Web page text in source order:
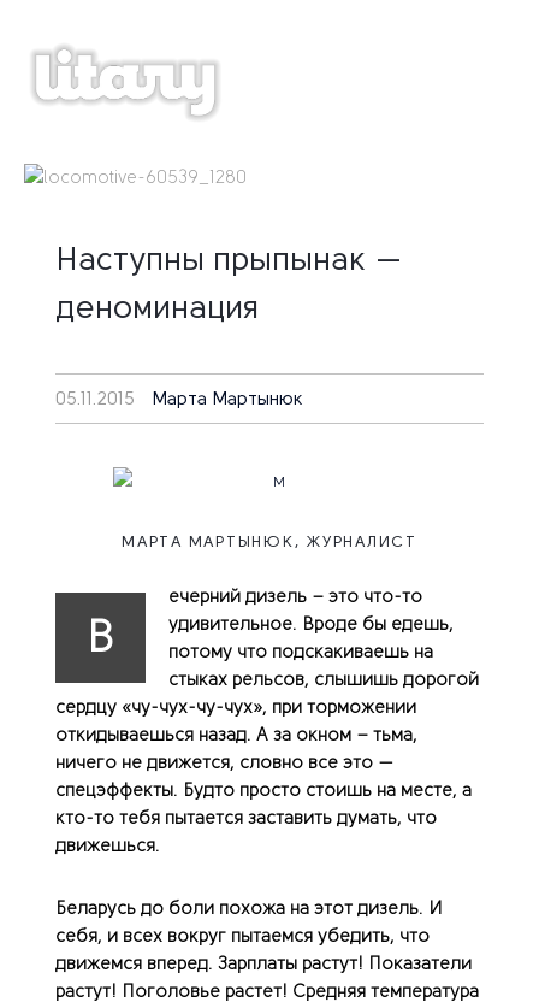
content
Наступны прыпынак —
деноминация
05.11.2015 Марта Мартынюк
МАРТА МАРТЫНЮК, ЖУРНАЛИСТ
В
ечерний дизель – это что-то
удивительное. Вроде бы едешь,
потому что подскакиваешь на
стыках рельсов, слышишь дорогой
сердцу «чу-чух-чу-чух», при торможении
откидываешься назад. А за окном – тьма,
ничего не движется, словно все это —
спецэффекты. Будто просто стоишь на месте, а
кто-то тебя пытается заставить думать, что
движешься.
Беларусь до боли похожа на этот дизель. И
себя, и всех вокруг пытаемся убедить, что
движемся вперед. Зарплаты растут! Показатели
растут! Поголовье растет! Средняя температура